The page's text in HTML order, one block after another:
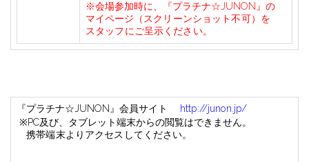
※会場参加時に、『プラチナ☆JUNON 』の
マイページ （スクリーンショット不可）を
スタッフにご呈示ください。
『プラチナ☆JUNON 』会員サイト
http://junon.jp/
※PC及び、タブレット端末からの閲覧はできません。
携帯端末よりアクセスしてください。